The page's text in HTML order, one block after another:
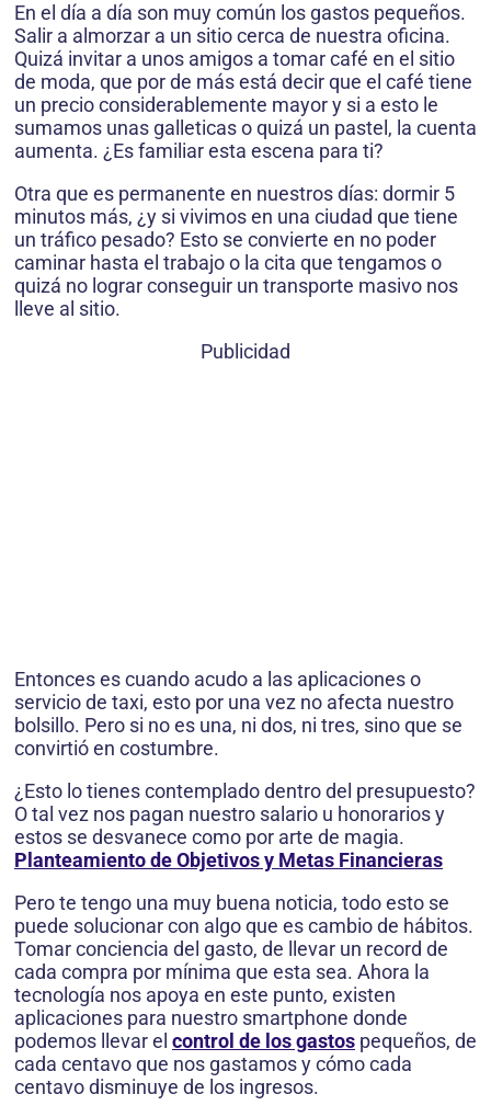
En el día a día son muy común los gastos pequeños.
Salir a almorzar a un sitio cerca de nuestra oficina.
Quizá invitar a unos amigos a tomar café en el sitio
de moda, que por de más está decir que el café tiene
un precio considerablemente mayor y si a esto le
sumamos unas galleticas o quizá un pastel, la cuenta
aumenta. ¿Es familiar esta escena para ti?
Otra que es permanente en nuestros días: dormir 5
minutos más, ¿y si vivimos en una ciudad que tiene
un tráfico pesado? Esto se convierte en no poder
caminar hasta el trabajo o la cita que tengamos o
quizá no lograr conseguir un transporte masivo nos
lleve al sitio.
Publicidad
Entonces es cuando acudo a las aplicaciones o
servicio de taxi, esto por una vez no afecta nuestro
bolsillo. Pero si no es una, ni dos, ni tres, sino que se
convirtió en costumbre.
¿Esto lo tienes contemplado dentro del presupuesto?
O tal vez nos pagan nuestro salario u honorarios y
estos se desvanece como por arte de magia.
Planteamiento de Objetivos y Metas Financieras
Pero te tengo una muy buena noticia, todo esto se
puede solucionar con algo que es cambio de hábitos.
Tomar conciencia del gasto, de llevar un record de
cada compra por mínima que esta sea. Ahora la
tecnología nos apoya en este punto, existen
aplicaciones para nuestro smartphone donde
podemos llevar el control de los gastos pequeños, de
cada centavo que nos gastamos y cómo cada
centavo disminuye de los ingresos.